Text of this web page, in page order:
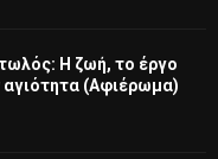
Η ζωή, το έργο
αγιότητα (Αφιέρωμα)